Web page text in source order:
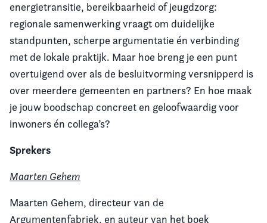
energietransitie, bereikbaarheid of jeugdzorg:
regionale samenwerking vraagt om duidelijke
standpunten, scherpe argumentatie én verbinding
met de lokale praktijk. Maar hoe breng je een punt
overtuigend over als de besluitvorming versnipperd is
over meerdere gemeenten en partners? En hoe maak
je jouw boodschap concreet en geloofwaardig voor
inwoners én collega’s?
Sprekers
Maarten Gehem
Maarten Gehem, directeur van de
Argumentenfabriek, en auteur van het boek